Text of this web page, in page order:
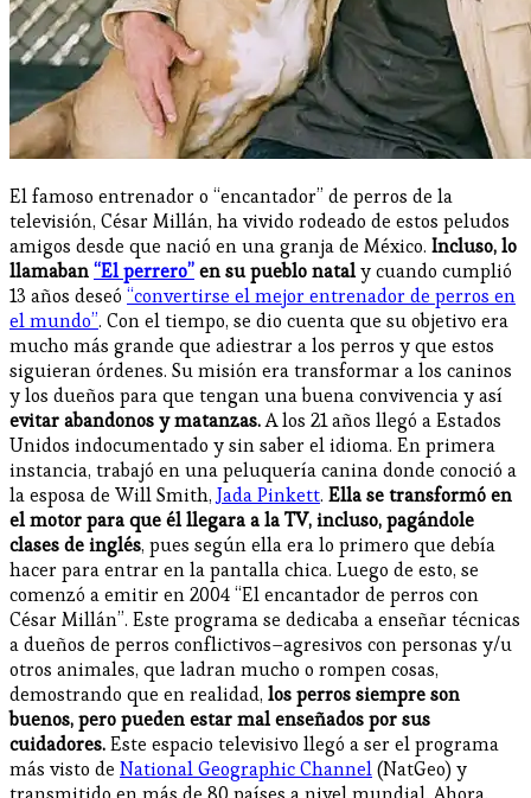
El famoso entrenador o “encantador” de perros de la
televisión, César Millán, ha vivido rodeado de estos peludos
amigos desde que nació en una granja de México. Incluso, lo
llamaban“El perrero”en su pueblo nataly cuando cumplió
13 años deseó “convertirse el mejor entrenador de perros en
el mundo”. Con el tiempo, se dio cuenta que su objetivo era
mucho más grande que adiestrar a los perros y que estos
siguieran órdenes. Su misión era transformar a los caninos
y los dueños para que tengan una buena convivencia y así
evitar abandonos y matanzas.A los 21 años llegó a Estados
Unidos indocumentado y sin saber el idioma. En primera
instancia, trabajó en una peluquería canina donde conoció a
la esposa de Will Smith,Jada Pinkett. Ella se transformó en
el motor para que él llegara a la TV, incluso, pagándole
clases de inglés, pues según ella era lo primero que debía
hacer para entrar en la pantalla chica. Luego de esto, se
comenzó a emitir en 2004 “El encantador de perros con
César Millán”. Este programa se dedicaba a enseñar técnicas
a dueños de perros conflictivos–agresivos con personas y/u
otros animales, que ladran mucho o rompen cosas,
demostrando que en realidad, los perros siempre son
buenos, pero pueden estar mal enseñados por sus
cuidadores.Este espacio televisivo llegó a ser el programa
más visto de National Geographic Channel(NatGeo) y